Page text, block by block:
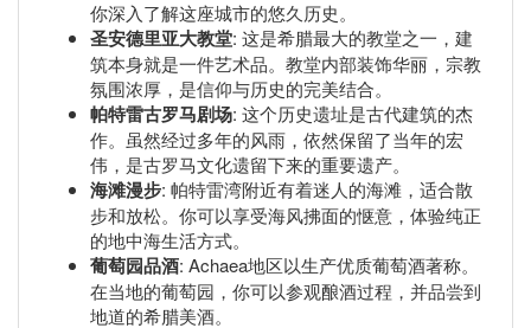
你深入了解这座城市的悠久历史。
圣安德里亚大教堂: 这是希腊最大的教堂之一，建
筑本身就是一件艺术品。教堂内部装饰华丽，宗教
氛围浓厚，是信仰与历史的完美结合。
帕特雷古罗马剧场: 这个历史遗址是古代建筑的杰
作。虽然经过多年的风雨，依然保留了当年的宏
伟，是古罗马文化遗留下来的重要遗产。
海滩漫步: 帕特雷湾附近有着迷人的海滩，适合散
步和放松。你可以享受海风拂面的惬意，体验纯正
的地中海生活方式。
葡萄园品酒: Achaea地区以生产优质葡萄酒著称。
在当地的葡萄园，你可以参观酿酒过程，并品尝到
地道的希腊美酒。